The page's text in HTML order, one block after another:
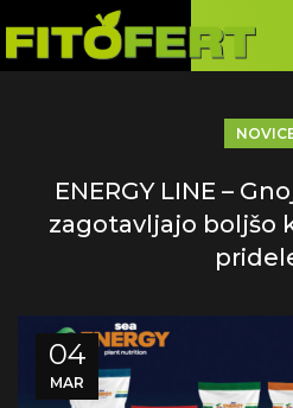
ENERGY LINE –
zagotavljajo boljšo
04
MAR